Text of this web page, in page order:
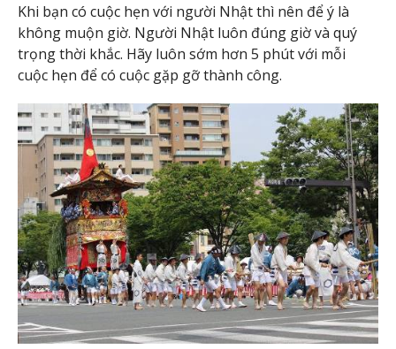
Khi bạn có cuộc hẹn với người Nhật thì nên để ý là
không muộn giờ. Người Nhật luôn đúng giờ và quý
trọng thời khắc. Hãy luôn sớm hơn 5 phút với mỗi
cuộc hẹn để có cuộc gặp gỡ thành công.